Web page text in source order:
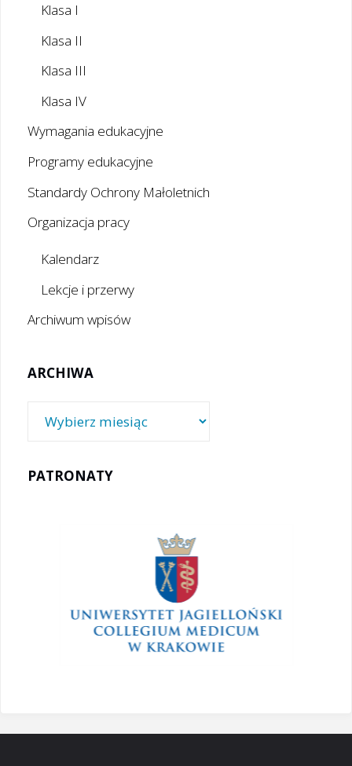
Klasa I
Klasa II
Klasa III
Klasa IV
Wymagania edukacyjne
Programy edukacyjne
Standardy Ochrony Małoletnich
Organizacja pracy
Kalendarz
Lekcje i przerwy
Archiwum wpisów
ARCHIWA
PATRONATY